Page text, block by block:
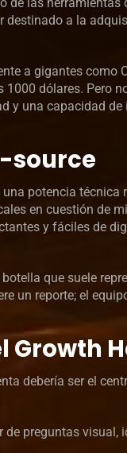
destinado a la
a gigantes como
dólares. Pero
y una capacidad
source
potencia técnica
en cuestión de
y fáciles de
que suele
un reporte; el
Growth
debería ser el
preguntas visual,